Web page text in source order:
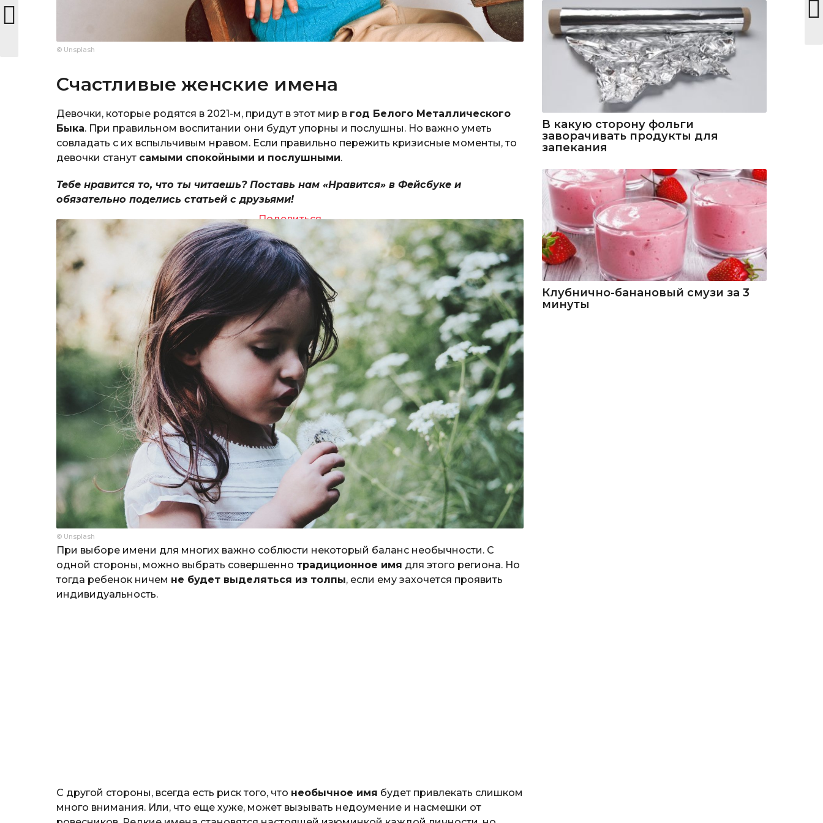
© Unsplash
Счастливые женские имена
Девочки, которые родятся в 2021-м, придут в этот мир в год Белого Металлического
Быка. При правильном воспитании они будут упорны и послушны. Но важно уметь
совладать с их вспыльчивым нравом. Если правильно пережить кризисные моменты, то
девочки станут самыми спокойными и послушными.
Тебе нравится то, что ты читаешь? Поставь нам «Нравится» в Фейсбуке и
обязательно поделись статьей с друзьями!
Поделиться
© Unsplash
При выборе имени для многих важно соблюсти некоторый баланс необычности. С
одной стороны, можно выбрать совершенно традиционное имя для этого региона. Но
тогда ребенок ничем не будет выделяться из толпы, если ему захочется проявить
индивидуальность.
С другой стороны, всегда есть риск того, что необычное имя будет привлекать слишком
много внимания. Или, что еще хуже, может вызывать недоумение и насмешки от
В какую сторону фольги
заворачивать продукты для
запекания
Клубнично-банановый смузи за 3
минуты